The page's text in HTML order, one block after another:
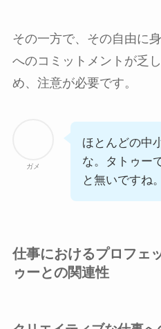
その一方で、その自由に
へのコミットメントが乏
め、注意が必要です。
ガメ
ほとんどの中
な。タトゥー
と無いですね。
仕事におけるプロフェ
ゥーとの関連性